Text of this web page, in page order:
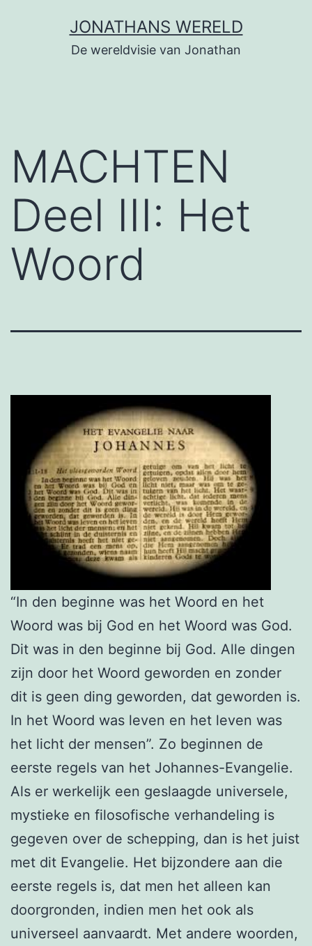
JONATHANS WERELD
De wereldvisie van Jonathan
MACHTEN
Deel III: Het
Woord
“In den beginne was het Woord en het
Woord was bij God en het Woord was God.
Dit was in den beginne bij God. Alle dingen
zijn door het Woord geworden en zonder
dit is geen ding geworden, dat geworden is.
In het Woord was leven en het leven was
het licht der mensen”. Zo beginnen de
eerste regels van het Johannes-Evangelie.
Als er werkelijk een geslaagde universele,
mystieke en filosofische verhandeling is
gegeven over de schepping, dan is het juist
met dit Evangelie. Het bijzondere aan die
eerste regels is, dat men het alleen kan
doorgronden, indien men het ook als
universeel aanvaardt. Met andere woorden,